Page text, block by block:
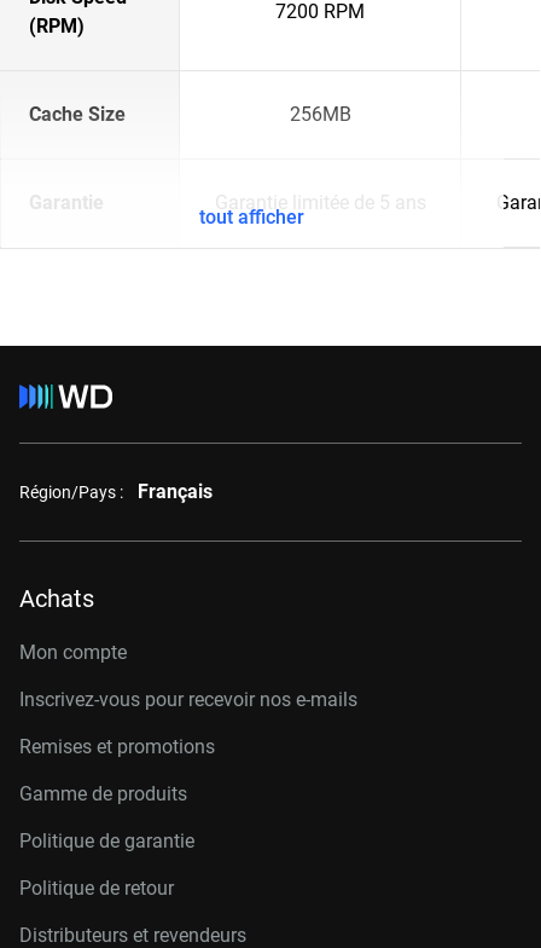
(RPM)
7200 RPM
Cache Size 256MB
Garantie Garantie limitée de 5 ans
tout afficher
Région/Pays : Français
Achats
Mon compte
Inscrivez-vous pour recevoir nos e-mails
Remises et promotions
Gamme de produits
Politique de garantie
Politique de retour
Distributeurs et revendeurs